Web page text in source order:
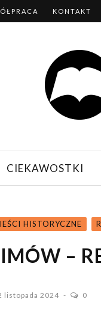
KONTAKT
CIEKAWOSTKI
HISTORYCZNE
–
listopada 2024 0